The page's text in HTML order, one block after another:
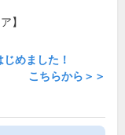
】
めました！
こちらから＞＞